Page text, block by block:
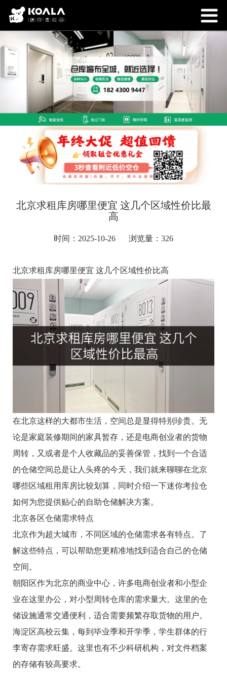
北京求租库房哪里便宜 这几个区域性价比最
高
时间：2025-10-26 浏览量：326
北京求租库房哪里便宜 这几个区域性价比高
在北京这样的大都市生活，空间总是显得特别珍贵。无
论是家庭装修期间的家具暂存，还是电商创业者的货物
周转，又或者是个人收藏品的妥善保管，找到一个合适
的仓储空间总是让人头疼的今天，我们就来聊聊在北京
哪些区域租用库房比较划算，同时介绍一下迷你考拉仓
如何为您提供贴心的自助仓储解决方案。
北京各区仓储需求特点
北京作为超大城市，不同区域的仓储需求各有特点。了
解这些特点，可以帮助您更精准地找到适合自己的仓储
空间。
朝阳区作为北京的商业中心，许多电商创业者和小型企
业在这里办公，对小型周转仓库的需求量大。这里的仓
储设施通常交通便利，适合需要频繁存取货物的用户。
海淀区高校云集，每到毕业季和开学季，学生群体的行
李寄存需求旺盛。这里也有不少科研机构，对文件档案
的存储有较高要求。